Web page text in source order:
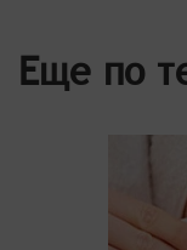
Еще по